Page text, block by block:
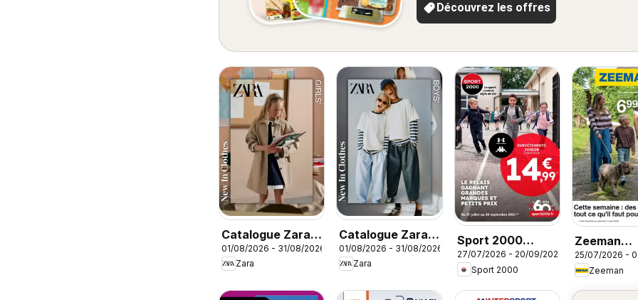
Découvrez les offres
Catalogue Zara
Girls
01/08/2026 - 31/08/2026
Zara
Catalogue Zara
Boys
01/08/2026 - 31/08/2026
Zara
Sport 2000
catalogue
27/07/2026 - 20/09/2026
Sport 2000
Zeeman
catalogue
25/07/2026 -
Zeeman